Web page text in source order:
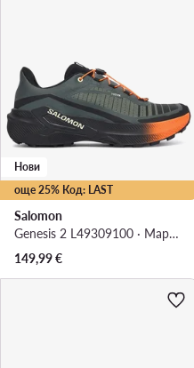
още 25% Код: LAST
Нови
Salomon
Genesis 2 L49309100 · Маратонки за бягане
149,99€